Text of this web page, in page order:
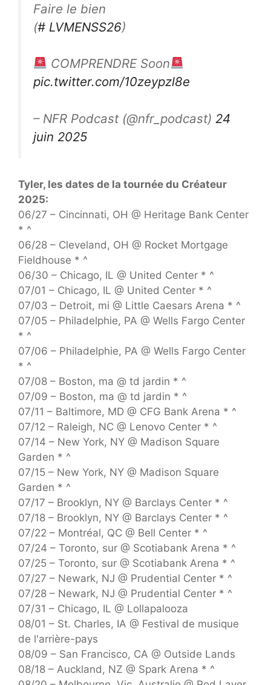
Faire le bien
(# LVMENSS26)
COMPRENDRE Soon
pic.twitter.com/10zeypzl8e
– NFR Podcast (@nfr_podcast) 24
juin 2025
Tyler, les dates de la tournée du Créateur
2025:
06/27 – Cincinnati, OH @ Heritage Bank Center
* ^
06/28 – Cleveland, OH @ Rocket Mortgage
Fieldhouse * ^
06/30 – Chicago, IL @ United Center * ^
07/01 – Chicago, IL @ United Center * ^
07/03 – Detroit, mi @ Little Caesars Arena * ^
07/05 – Philadelphie, PA @ Wells Fargo Center
* ^
07/06 – Philadelphie, PA @ Wells Fargo Center
* ^
07/08 – Boston, ma @ td jardin * ^
07/09 – Boston, ma @ td jardin * ^
07/11 – Baltimore, MD @ CFG Bank Arena * ^
07/12 – Raleigh, NC @ Lenovo Center * ^
07/14 – New York, NY @ Madison Square
Garden * ^
07/15 – New York, NY @ Madison Square
Garden * ^
07/17 – Brooklyn, NY @ Barclays Center * ^
07/18 – Brooklyn, NY @ Barclays Center * ^
07/22 – Montréal, QC @ Bell Center * ^
07/24 – Toronto, sur @ Scotiabank Arena * ^
07/25 – Toronto, sur @ Scotiabank Arena * ^
07/27 – Newark, NJ @ Prudential Center * ^
07/28 – Newark, NJ @ Prudential Center * ^
07/31 – Chicago, IL @ Lollapalooza
08/01 – St. Charles, IA @ Festival de musique
de l'arrière-pays
08/09 – San Francisco, CA @ Outside Lands
08/18 – Auckland, NZ @ Spark Arena * ^